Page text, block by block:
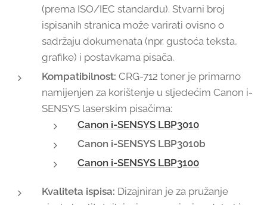
(prema ISO/IEC standardu). Stvarni broj
ispisanih stranica može varirati ovisno o
sadržaju dokumenata (npr. gustoća teksta,
grafike) i postavkama pisača.
Kompatibilnost: CRG-712 toner je primarno
namijenjen za korištenje u sljedećim Canon i-
SENSYS laserskim pisačima:
Canon i-SENSYS LBP3010
Canon i-SENSYS LBP3010b
Canon i-SENSYS LBP3100
Kvaliteta ispisa: Dizajniran je za pružanje